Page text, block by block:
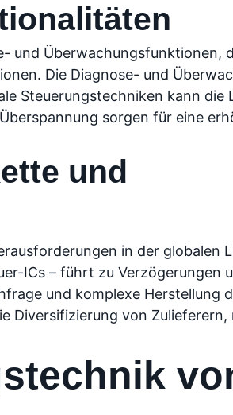
und Überwachungsfunktionen,
Die Diagnose- und
Steuerungstechniken kann die
sorgen für eine
und
in der globalen
ICs – führt zu Verzögerungen
und komplexe Herstellung
Diversifizierung von Zulieferern,